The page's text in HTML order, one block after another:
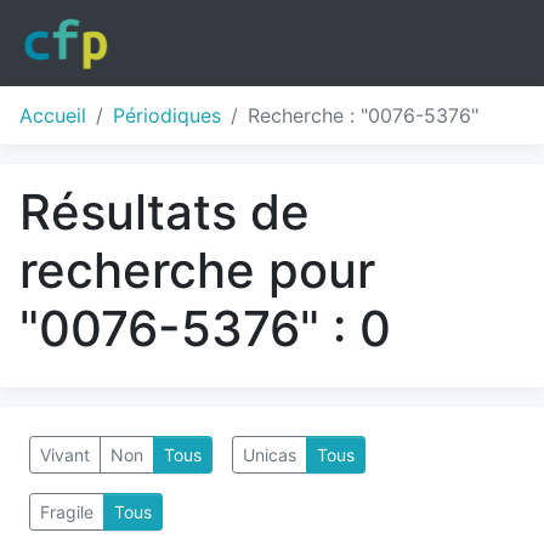
Accueil Périodiques Recherche : "0076-5376"
Résultats de
recherche pour
"0076-5376" : 0
Vivant Non Tous Unicas Tous
Fragile Tous